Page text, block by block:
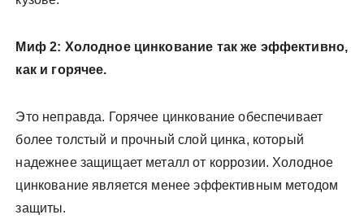
Миф 2: Холодное цинкование так же эффективно,
как и горячее.
Это неправда. Горячее цинкование обеспечивает
более толстый и прочный слой цинка, который
надежнее защищает металл от коррозии. Холодное
цинкование является менее эффективным методом
защиты.